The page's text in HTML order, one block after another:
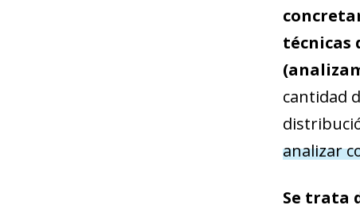
técnicas
cantidad
analizar
Se trata